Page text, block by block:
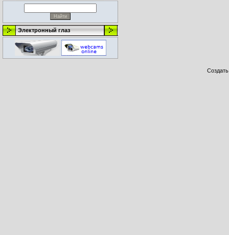
Электронный глаз